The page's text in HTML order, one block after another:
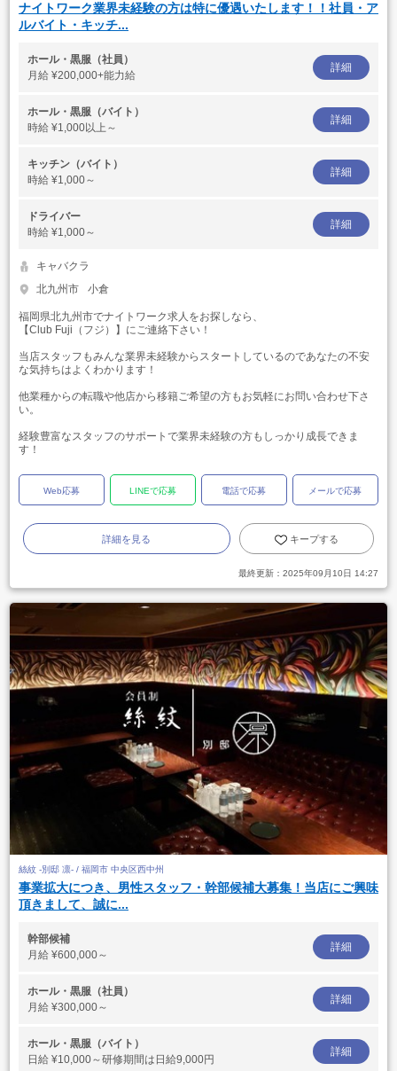
ナイトワーク業界未経験の方は特に優遇いたします！！社員・ア
ルバイト・キッチ...
ホール・黒服（社員）
月給 ¥200,000+能力給
詳細
ホール・黒服（バイト）
時給 ¥1,000以上～
詳細
キッチン（バイト）
時給 ¥1,000～
詳細
ドライバー
時給 ¥1,000～
詳細
キャバクラ
北九州市
小倉
福岡県北九州市でナイトワーク求人をお探しなら、
【Club Fuji（フジ）】にご連絡下さい！
当店スタッフもみんな業界未経験からスタートしているのであなたの不安
な気持ちはよくわかります！
他業種からの転職や他店から移籍ご希望の方もお気軽にお問い合わせ下さ
い。
経験豊富なスタッフのサポートで業界未経験の方もしっかり成長できま
す！
Web応募 LINEで応募 電話で応募 メールで応募
詳細を見る キープする
最終更新： 2025年09月10日 14:27
絲紋 -別邸 凛- / 福岡市 中央区西中州
事業拡大につき、男性スタッフ・幹部候補大募集！当店にご興味
頂きまして、誠に...
幹部候補
月給 ¥600,000～
詳細
ホール・黒服（社員）
月給 ¥300,000～
詳細
ホール・黒服（バイト）
日給 ¥10,000～研修期間は日給9,000円
詳細